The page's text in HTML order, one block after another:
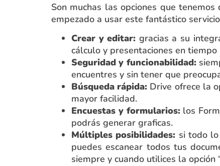
Son muchas las opciones que
empezado a usar este fantástico
Crear y editar: gracias a su
cálculo y presentaciones en tiempo
Seguridad y funcionabilidad:
encuentres y sin tener que
Búsqueda rápida: Drive ofrece la
mayor facilidad.
Encuestas y formularios: los
podrás generar graficas.
Múltiples posibilidades: si todo
puedes escanear todos tus
siempre y cuando utilices la opción